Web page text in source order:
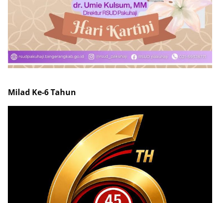
Milad Ke-6 Tahun